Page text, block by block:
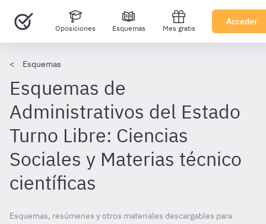
Oposiciones Esquemas Mes gratis
Acceder
Esquemas
Esquemas de
Administrativos del Estado
Turno Libre: Ciencias
Sociales y Materias técnico
científicas
Esquemas, resúmenes y otros materiales descargables para